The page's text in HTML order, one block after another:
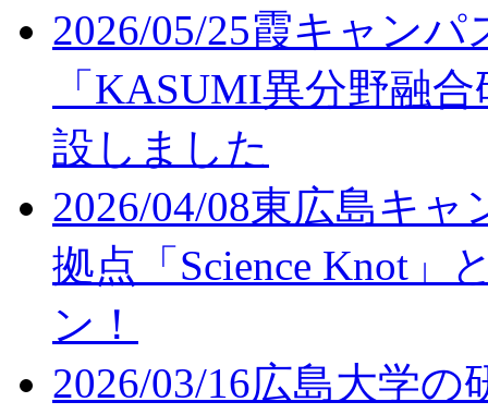
2026/05/25霞キャンパ
「KASUMI異分野融
設しました
2026/04/08東広島キャ
拠点「Science Knot」
ン！
2026/03/16広島大学の